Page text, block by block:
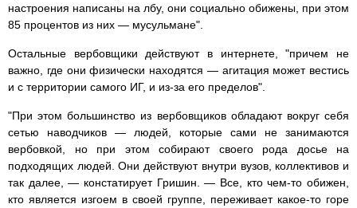
настроения написаны на лбу, они социально обижены, при этом
85 процентов из них — мусульмане".
Остальные вербовщики действуют в интернете, "причем не
важно, где они физически находятся — агитация может вестись
и с территории самого ИГ, и из-за его пределов".
"При этом большинство из вербовщиков обладают вокруг себя
сетью наводчиков — людей, которые сами не занимаются
вербовкой, но при этом собирают своего рода досье на
подходящих людей. Они действуют внутри вузов, коллективов и
так далее, — констатирует Гришин. — Все, кто чем-то обижен,
кто является изгоем в своей группе, переживает какое-то горе